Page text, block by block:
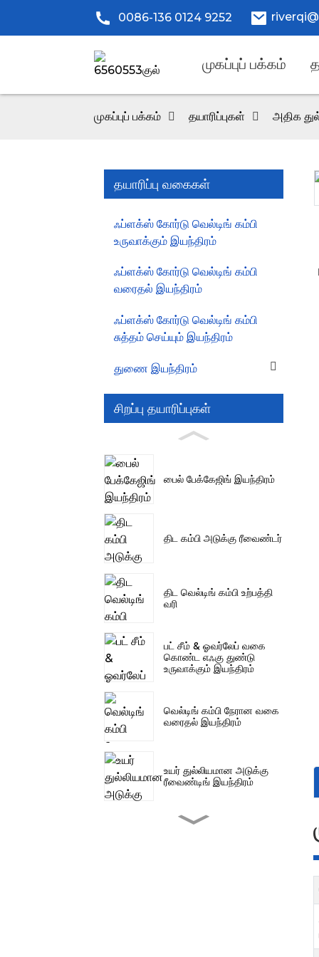
0086-136 0124 9252
முகப்புப் பக்கம்
முகப்புப் பக்கம் தயாரிப்புகள் அதிக
தயாரிப்பு வகைகள்
ஃப்ளக்ஸ் கோர்டு வெல்டிங் கம்பி
உருவாக்கும் இயந்திரம்
ஃப்ளக்ஸ் கோர்டு வெல்டிங் கம்பி
வரைதல் இயந்திரம்
ஃப்ளக்ஸ் கோர்டு வெல்டிங் கம்பி
சுத்தம் செய்யும் இயந்திரம்
துணை இயந்திரம்
சிறப்பு தயாரிப்புகள்
பைல் பேக்கேஜிங் இயந்திரம்
திட கம்பி அடுக்கு ரீவைண்டர்
திட வெல்டிங் கம்பி உற்பத்தி
வரி
பட் சீம் & ஓவர்லேப் வகை
கொண்ட எஃகு துண்டு
உருவாக்கும் இயந்திரம்
வெல்டிங் கம்பி நேரான வகை
வரைதல் இயந்திரம்
உயர் துல்லியமான அடுக்கு
ரீவைண்டிங் இயந்திரம்